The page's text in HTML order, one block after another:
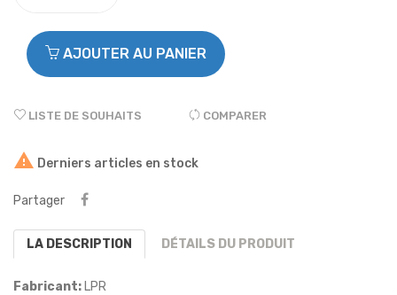
AJOUTER AU PANIER
LISTE DE SOUHAITS COMPARER
 Derniers articles en stock
Partager
LA DESCRIPTION DÉTAILS DU PRODUIT
Fabricant: LPR